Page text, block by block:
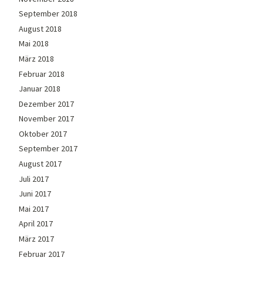
September 2018
August 2018
Mai 2018
März 2018
Februar 2018
Januar 2018
Dezember 2017
November 2017
Oktober 2017
September 2017
August 2017
Juli 2017
Juni 2017
Mai 2017
April 2017
März 2017
Februar 2017